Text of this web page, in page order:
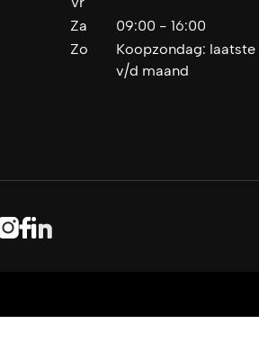
Za
09:00 - 16:00
Zo
Koopzondag: laatste
v/d maand